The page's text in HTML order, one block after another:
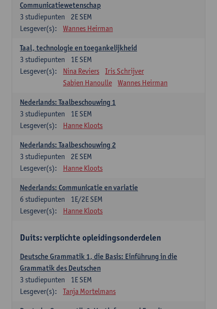
Communicatiewetenschap
2E SEM
3 studiepunten
Lesgever(s):
Wannes Heirman
Taal, technologie en toegankelijkheid
1E SEM
3 studiepunten
Lesgever(s):
Nina Reviers
Iris Schrijver
Sabien Hanoulle
Wannes Heirman
Nederlands: Taalbeschouwing 1
1E SEM
3 studiepunten
Lesgever(s):
Hanne Kloots
Nederlands: Taalbeschouwing 2
2E SEM
3 studiepunten
Lesgever(s):
Hanne Kloots
Nederlands: Communicatie en variatie
1E/2E SEM
6 studiepunten
Lesgever(s):
Hanne Kloots
Duits: verplichte opleidingsonderdelen
Deutsche Grammatik 1, die Basis: Einführung in die
Grammatik des Deutschen
1E SEM
3 studiepunten
Lesgever(s):
Tanja Mortelmans